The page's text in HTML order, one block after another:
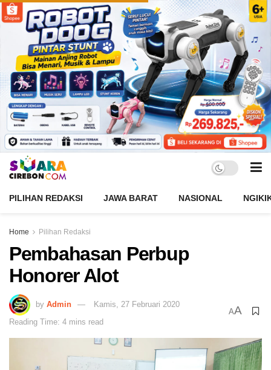
PILIHAN REDAKSI JAWA BARAT NASIONAL
Home Pilihan Redaksi
Pembahasan Perbup
Honorer Alot
by Admin
Kamis, 27 Februari 2020
Reading Time: 4 mins read
AA